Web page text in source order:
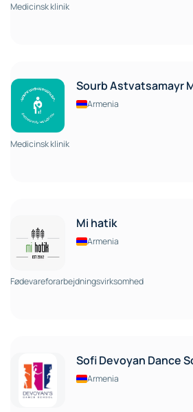
Medicinsk klinik
Sourb Astvatsamayr
Armenia
Medicinsk klinik
Mi hatik
Armenia
Fødevareforarbejdningsvirksomhed
Sofi Devoyan Dance
Armenia